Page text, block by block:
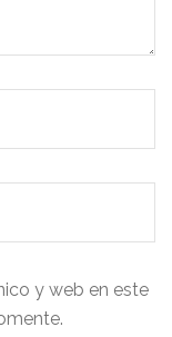
y web en este